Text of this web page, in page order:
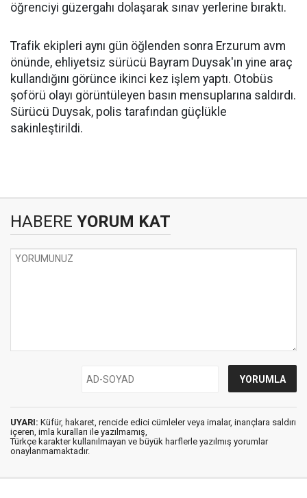
öğrenciyi güzergahı dolaşarak sınav yerlerine bıraktı.
Trafik ekipleri aynı gün öğlenden sonra Erzurum avm
önünde, ehliyetsiz sürücü Bayram Duysak'ın yine araç
kullandığını görünce ikinci kez işlem yaptı. Otobüs
şoförü olayı görüntüleyen basın mensuplarına saldırdı.
Sürücü Duysak, polis tarafından güçlükle
sakinleştirildi.
HABERE YORUM KAT
UYARI: Küfür, hakaret, rencide edici cümleler veya imalar, inançlara saldırı
içeren, imla kuralları ile yazılmamış,
Türkçe karakter kullanılmayan ve büyük harflerle yazılmış yorumlar
onaylanmamaktadır.